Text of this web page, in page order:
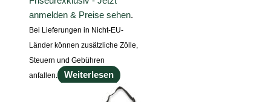
anmelden & Preise sehen.
Bei Lieferungen in Nicht-EU-
Länder können zusätzliche Zölle,
Steuern und Gebühren
anfallen.
Weiterlesen